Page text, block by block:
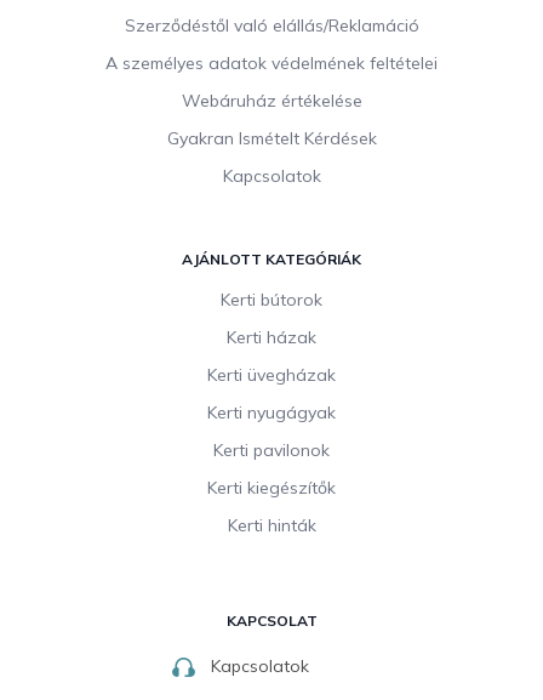
Szerződéstől való elállás/Reklamáció
A személyes adatok védelmének feltételei
Webáruház értékelése
Gyakran Ismételt Kérdések
Kapcsolatok
AJÁNLOTT KATEGÓRIÁK
Kerti bútorok
Kerti házak
Kerti üvegházak
Kerti nyugágyak
Kerti pavilonok
Kerti kiegészítők
Kerti hinták
KAPCSOLAT
Kapcsolatok